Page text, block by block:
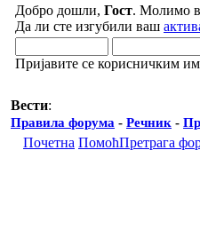
Добро дошли, Гост. Молимо
Да ли сте изгубили ваш
Пријавите се корисничким
Вести:
Правила форума - Речник -
Почетна ПомоћПретрага